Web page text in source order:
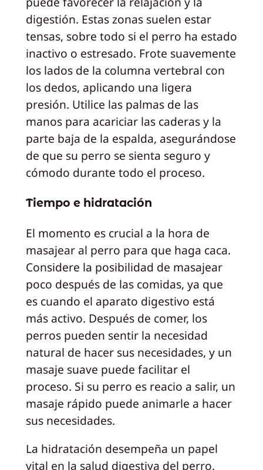
digestión. Estas zonas suelen estar
tensas, sobre todo si el perro ha estado
inactivo o estresado. Frote suavemente
los lados de la columna vertebral con
los dedos, aplicando una ligera
presión. Utilice las palmas de las
manos para acariciar las caderas y la
parte baja de la espalda, asegurándose
de que su perro se sienta seguro y
cómodo durante todo el proceso.
Tiempo e hidratación
El momento es crucial a la hora de
masajear al perro para que haga caca.
Considere la posibilidad de masajear
poco después de las comidas, ya que
es cuando el aparato digestivo está
más activo. Después de comer, los
perros pueden sentir la necesidad
natural de hacer sus necesidades, y un
masaje suave puede facilitar el
proceso. Si su perro es reacio a salir, un
masaje rápido puede animarle a hacer
sus necesidades.
La hidratación desempeña un papel
vital en la salud digestiva del perro.